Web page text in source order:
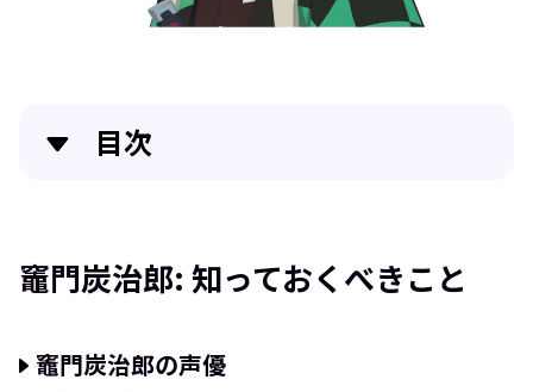
目次
竈門炭治郎に関するよくある質問
結論
竈門炭治郎: 知っておくべきこと
竈門炭治郎の声優